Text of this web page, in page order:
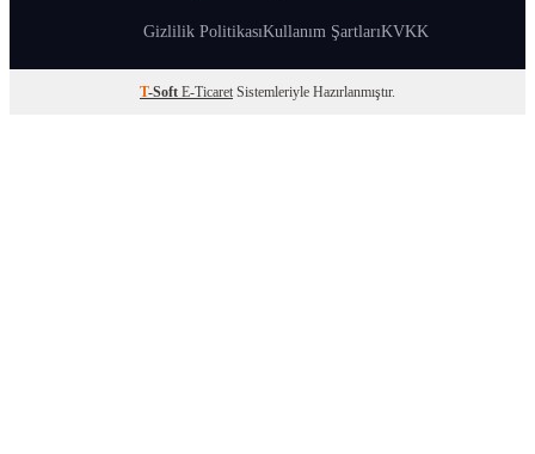
Gizlilik PolitikasıKullanım ŞartlarıKVKK
T-Soft E-Ticaret Sistemleriyle Hazırlanmıştır.